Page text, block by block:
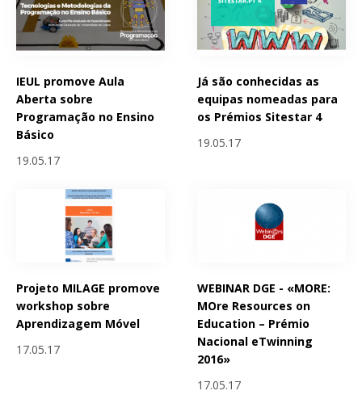
IEUL promove Aula
Aberta sobre
Programação no Ensino
Básico
19.05.17
Já são conhecidas as
equipas nomeadas para
os Prémios Sitestar 4
19.05.17
Projeto MILAGE promove
workshop sobre
Aprendizagem Móvel
17.05.17
WEBINAR DGE - «MORE:
MOre Resources on
Education – Prémio
Nacional eTwinning
2016»
17.05.17